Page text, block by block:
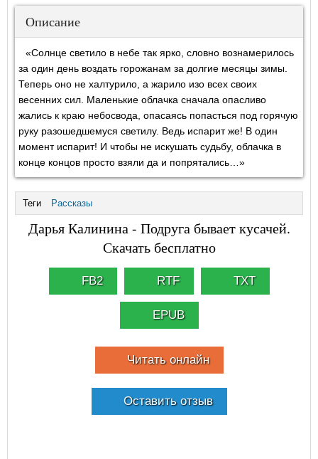
Описание
«Солнце светило в небе так ярко, словно вознамерилось
за один день воздать горожанам за долгие месяцы зимы.
Теперь оно не халтурило, а жарило изо всех своих
весенних сил. Маленькие облачка сначала опасливо
жались к краю небосвода, опасаясь попасться под горячую
руку разошедшемуся светилу. Ведь испарит же! В один
момент испарит! И чтобы не искушать судьбу, облачка в
конце концов просто взяли да и попрятались…»
Теги Рассказы
Дарья Калинина - Подруга бывает кусачей.
Скачать бесплатно
FB2 RTF TXT
EPUB
Читать онлайн
Оставить отзыв